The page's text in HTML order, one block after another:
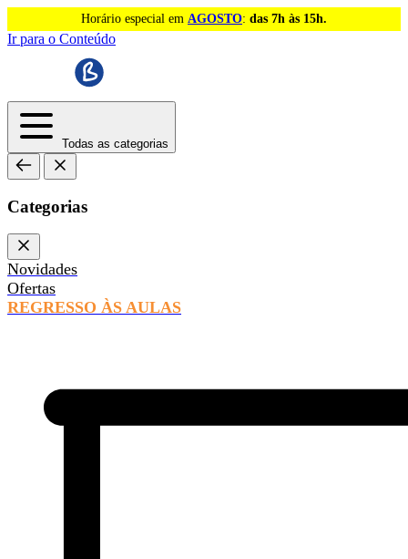
Horário especial em AGOSTO: das 7h às 15h.
Ir para o Conteúdo
Todas as categorias
Categorias
Novidades
Ofertas
REGRESSO ÀS AULAS